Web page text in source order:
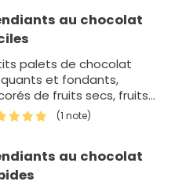
au chocolat
palets de chocolat
et fondants,
de fruits secs, fruits
pour une pause
(1 note)
au chocolat